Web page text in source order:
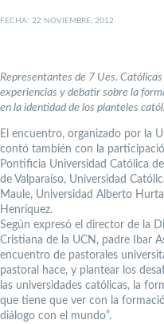
FECHA: 22 NOVIEMBRE, 2012
Representantes de 7 Ues.
experiencias y debatir sobre la
en la identidad de los planteles
El encuentro, organizado por la
contó también con la
Pontificia Universidad Católica
de Valparaíso, Universidad
Maule, Universidad Alberto
Henríquez.
Según expresó el director de la
Cristiana de la UCN, padre Ibar
encuentro de pastorales
pastoral hace, y plantear los
las universidades católicas, la
que tiene que ver con la
diálogo con el mundo”.